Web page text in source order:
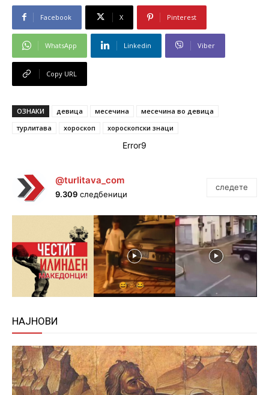
Facebook X Pinterest
WhatsApp Linkedin Viber
Copy URL
ОЗНАКИ девица месечина
месечина во девица
турлитава
хороскоп хороскопски знаци
Error9
@turlitava_com
9.309 следбеници
следете
НАЈНОВИ